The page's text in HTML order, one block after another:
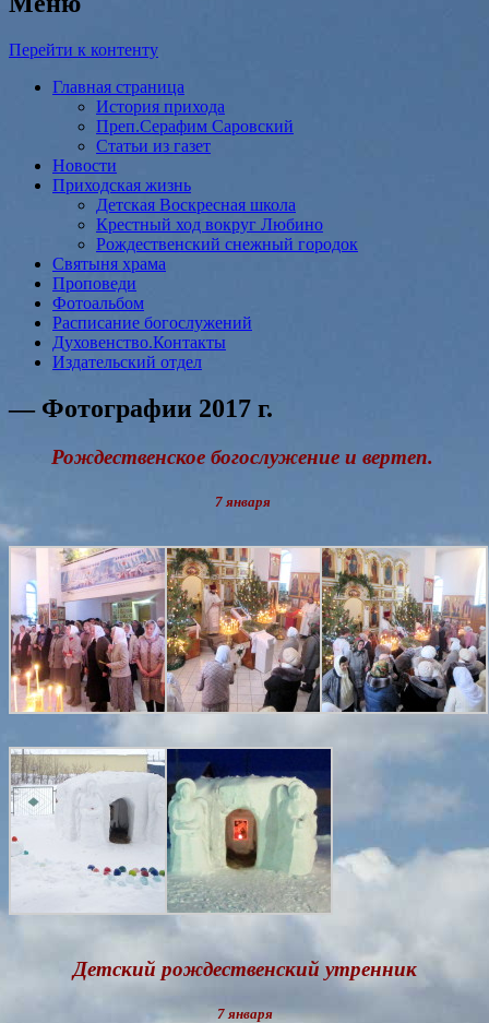
Перейти к контенту
Главная страница
История прихода
Преп.Серафим Саровский
Статьи из газет
Новости
Приходская жизнь
Детская Воскресная школа
Крестный ход вокруг Любино
Рождественский снежный городок
Святыня храма
Проповеди
Фотоальбом
Расписание богослужений
Духовенство.Контакты
Издательский отдел
— Фотографии 2017 г.
Рождественское богослужение и вертеп.
7 января
Детский рождественский утренник
7 января